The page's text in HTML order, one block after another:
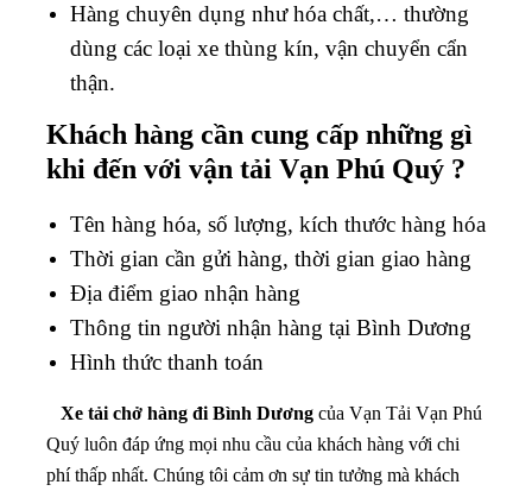
Hàng chuyên dụng như hóa chất,… thường
dùng các loại xe thùng kín, vận chuyển cẩn
thận.
Khách hàng cần cung cấp những gì
khi đến với vận tải Vạn Phú Quý ?
Tên hàng hóa, số lượng, kích thước hàng hóa
Thời gian cần gửi hàng, thời gian giao hàng
Địa điểm giao nhận hàng
Thông tin người nhận hàng tại Bình Dương
Hình thức thanh toán
Xe tải chở hàng đi Bình Dương của Vạn Tải Vạn Phú
Quý luôn đáp ứng mọi nhu cầu của khách hàng với chi
phí thấp nhất. Chúng tôi cảm ơn sự tin tưởng mà khách